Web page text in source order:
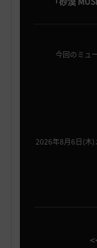
今回のミュ
2026年8月6日(木